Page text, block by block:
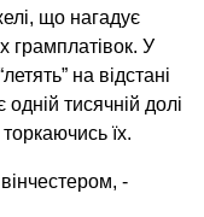
що нагадує
грамплатівок. У
на відстані
тисячній долі
їх.
-